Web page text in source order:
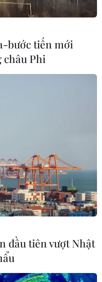
phủ các nước thành
về thanh khoản do
vào Nga.
bước tiến mới
Phi
đầu tiên vượt Nhật